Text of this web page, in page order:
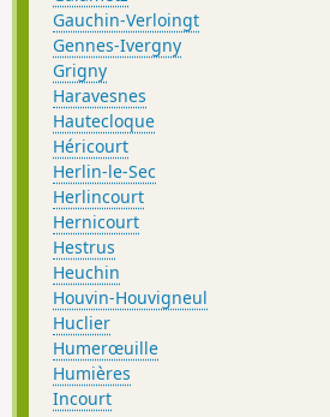
Gauchin-Verloingt
Gennes-Ivergny
Grigny
Haravesnes
Hautecloque
Héricourt
Herlin-le-Sec
Herlincourt
Hernicourt
Hestrus
Heuchin
Houvin-Houvigneul
Huclier
Humerœuille
Humières
Incourt